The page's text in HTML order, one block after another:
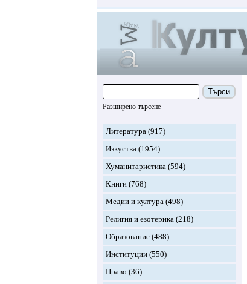
Търси
Разширено търсене
Литература (917)
Изкуства (1954)
Хуманитаристика (594)
Книги (768)
Медии и култура (498)
Религия и езотерика (218)
Образование (488)
Институции (550)
Право (36)